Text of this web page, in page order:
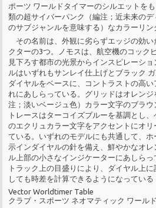
ポーツ ワールドタイマーのシルエットを
類の超サイバーパンク（編注；近未来の
のサブジャンルを意味する）なカラーリン
その名前は、外観に劣らずエッジの効い
クターの3つ。ノモスは、航空機のコック
見下ろす都市の光景からインスピレーシ
ルはいずれもサンレイ仕上げとブラック
ダイヤルをベースに、コントラストの高
れにあしらっている。グリッドはオレン
注；淡いベージュ色）カラー文字のブラウ
トレースはターコイズブルーを基調とし
のエクリュカラー文字をアクセントにオリ
ている。いずれのモデルにも共通して、
示インダイヤルの針を備え、鮮やかなオ
ル上部の小さなインジケーターにあしら
トラック上の目盛りにより、ダイヤル上
しても時差を計算できるようになっている
Vector Worldtimer Table
クラブ・スポーツ ネオマティック ワール